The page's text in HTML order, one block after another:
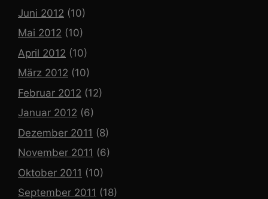
Juni 2012 (10)
Mai 2012 (10)
April 2012 (10)
März 2012 (10)
Februar 2012 (12)
Januar 2012 (6)
Dezember 2011 (8)
November 2011 (6)
Oktober 2011 (10)
September 2011 (18)